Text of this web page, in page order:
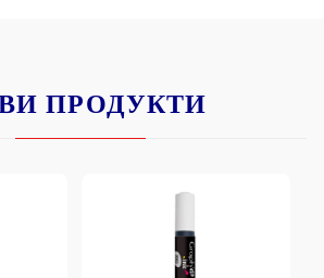
ПРОДУКТИ